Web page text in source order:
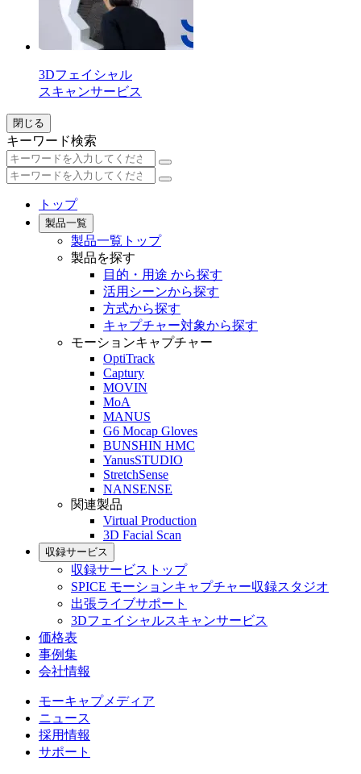
3Dフェイシャル
スキャンサービス
閉じる
キーワード検索
トップ
製品一覧
製品一覧トップ
製品を探す
目的・用途 から探す
活用シーンから探す
方式から探す
キャプチャー対象から探す
モーションキャプチャー
OptiTrack
Captury
MOVIN
MoA
MANUS
G6 Mocap Gloves
BUNSHIN HMC
YanusSTUDIO
StretchSense
NANSENSE
関連製品
Virtual Production
3D Facial Scan
収録サービス
収録サービストップ
SPICE モーションキャプチャー収録スタジオ
出張ライブサポート
3Dフェイシャルスキャンサービス
価格表
事例集
会社情報
モーキャプメディア
ニュース
採用情報
サポート